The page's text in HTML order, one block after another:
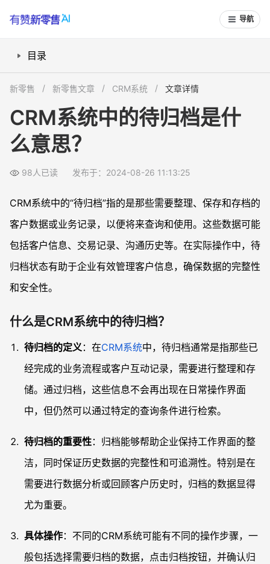
导航
目录
待归档功能对企业有哪些好处？
如何在有赞新零售中应用待归档功能？
常见问题
什么是CRM系统中的“待归档”？
新零售 新零售文章 CRM系统 文章详情
CRM系统中的待归档是什
么意思？
98人已读 发布于：2024-08-26 11:13:25
CRM系统中的“待归档”指的是那些需要整理、保存和存档的
客户数据或业务记录，以便将来查询和使用。这些数据可能
包括客户信息、交易记录、沟通历史等。在实际操作中，待
归档状态有助于企业有效管理客户信息，确保数据的完整性
和安全性。
什么是CRM系统中的待归档？
待归档的定义：在CRM系统中，待归档通常是指那些已
经完成的业务流程或客户互动记录，需要进行整理和存
储。通过归档，这些信息不会再出现在日常操作界面
中，但仍然可以通过特定的查询条件进行检索。
待归档的重要性：归档能够帮助企业保持工作界面的整
洁，同时保证历史数据的完整性和可追溯性。特别是在
需要进行数据分析或回顾客户历史时，归档的数据显得
尤为重要。
具体操作：不同的CRM系统可能有不同的操作步骤，一
般包括选择需要归档的数据，点击归档按钮，并确认归